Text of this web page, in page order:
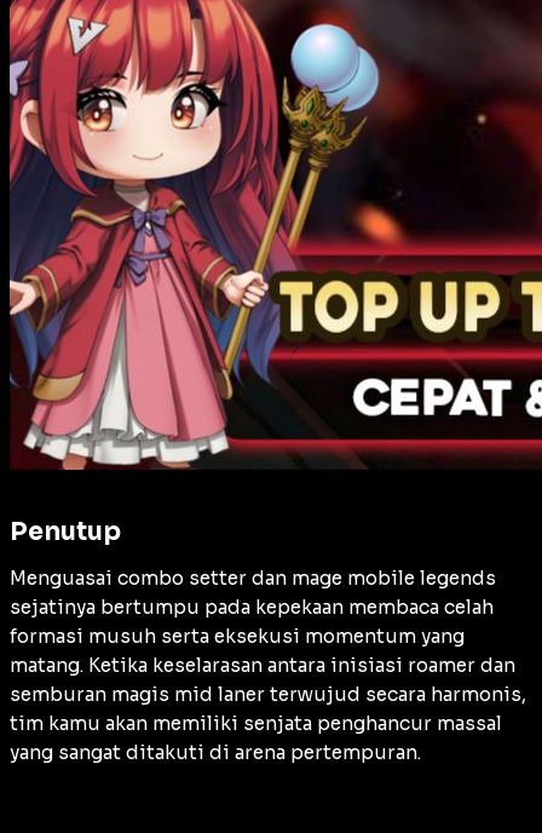
Penutup
Menguasai combo setter dan mage mobile legends
sejatinya bertumpu pada kepekaan membaca celah
formasi musuh serta eksekusi momentum yang
matang. Ketika keselarasan antara inisiasi roamer dan
semburan magis mid laner terwujud secara harmonis,
tim kamu akan memiliki senjata penghancur massal
yang sangat ditakuti di arena pertempuran.